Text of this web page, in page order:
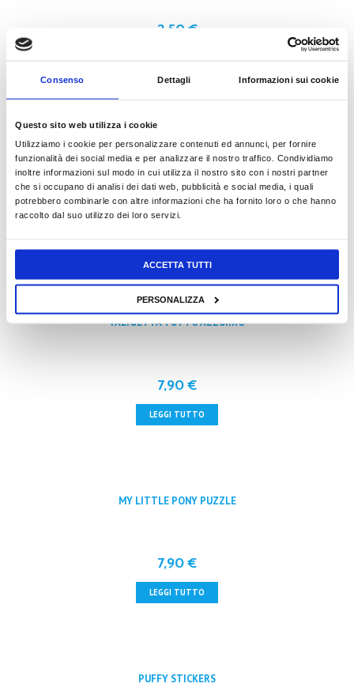
Consenso Dettagli Informazioni sui cookie
Questo sito web utilizza i cookie
Utilizziamo i cookie per personalizzare contenuti ed annunci, per fornire
funzionalità dei social media e per analizzare il nostro traffico. Condividiamo
inoltre informazioni sul modo in cui utilizza il nostro sito con i nostri partner
che si occupano di analisi dei dati web, pubblicità e social media, i quali
potrebbero combinarle con altre informazioni che ha fornito loro o che hanno
raccolto dal suo utilizzo dei loro servizi.
ACCETTA TUTTI
PERSONALIZZA
2,50 €
FLASH METAL TATTOOS
2,50€
VALIGETTA TUTTO AZZURRO
7,90€
LEGGI TUTTO
MY LITTLE PONY PUZZLE
7,90€
LEGGI TUTTO
PUFFY STICKERS